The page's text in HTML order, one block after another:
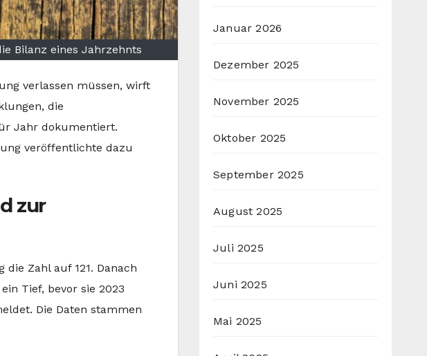
Bilanz eines Jahrzehnts
verlassen müssen, wirft
die
Jahr dokumentiert.
veröffentlichte dazu
zur
Zahl auf 121. Danach
Tief, bevor sie 2023
Die Daten stammen
Januar 2026
Dezember 2025
November 2025
Oktober 2025
September 2025
August 2025
Juli 2025
Juni 2025
Mai 2025